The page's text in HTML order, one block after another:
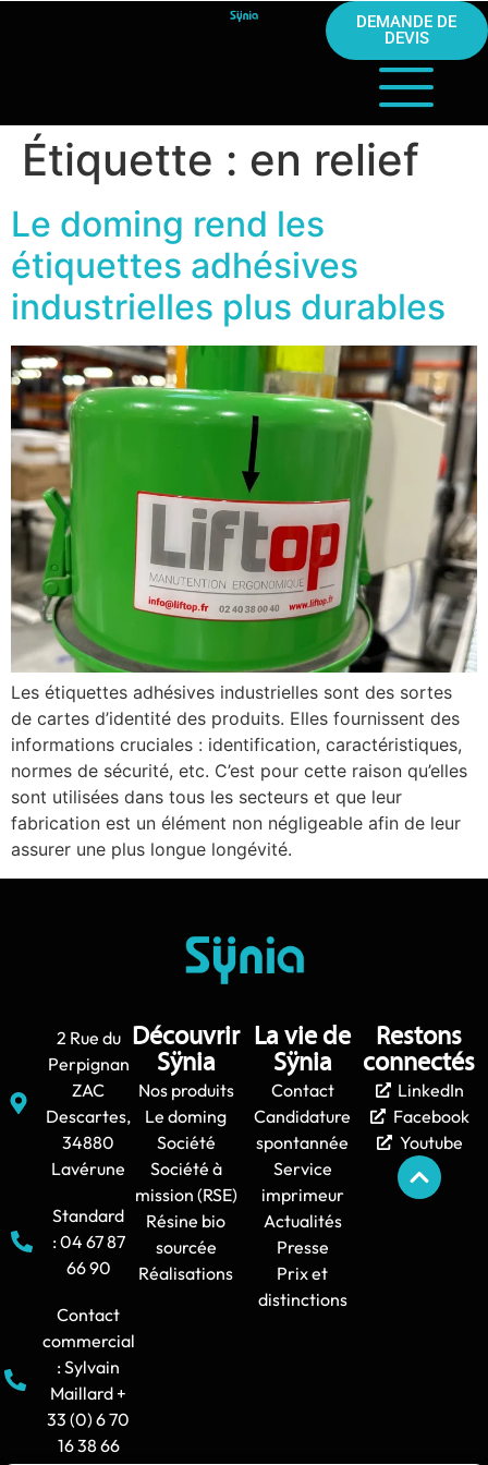
DEMANDE DE
DEVIS
Étiquette : en relief
Le doming rend les
étiquettes adhésives
industrielles plus durables
Les étiquettes adhésives industrielles sont des sortes
de cartes d’identité des produits. Elles fournissent des
informations cruciales : identification, caractéristiques,
normes de sécurité, etc. C’est pour cette raison qu’elles
sont utilisées dans tous les secteurs et que leur
fabrication est un élément non négligeable afin de leur
assurer une plus longue longévité.
2 Rue du
Perpignan
ZAC
Descartes,
34880
Lavérune
Standard
: 04 67 87
66 90
Contact
commercial
: Sylvain
Maillard +
33 (0) 6 70
16 38 66
Découvrir
Sÿnia
Nos produits
Le doming
Société
Société à
mission (RSE)
Résine bio
sourcée
Réalisations
La vie de
Sÿnia
Contact
Candidature
spontannée
Service
imprimeur
Actualités
Presse
Prix et
distinctions
Restons
connectés
LinkedIn
Facebook
Youtube